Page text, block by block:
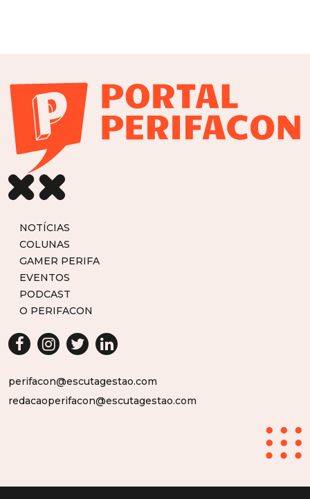
NOTÍCIAS
COLUNAS
GAMER PERIFA
EVENTOS
PODCAST
O PERIFACON
perifacon@escutagestao.com
redacaoperifacon@escutagestao.com